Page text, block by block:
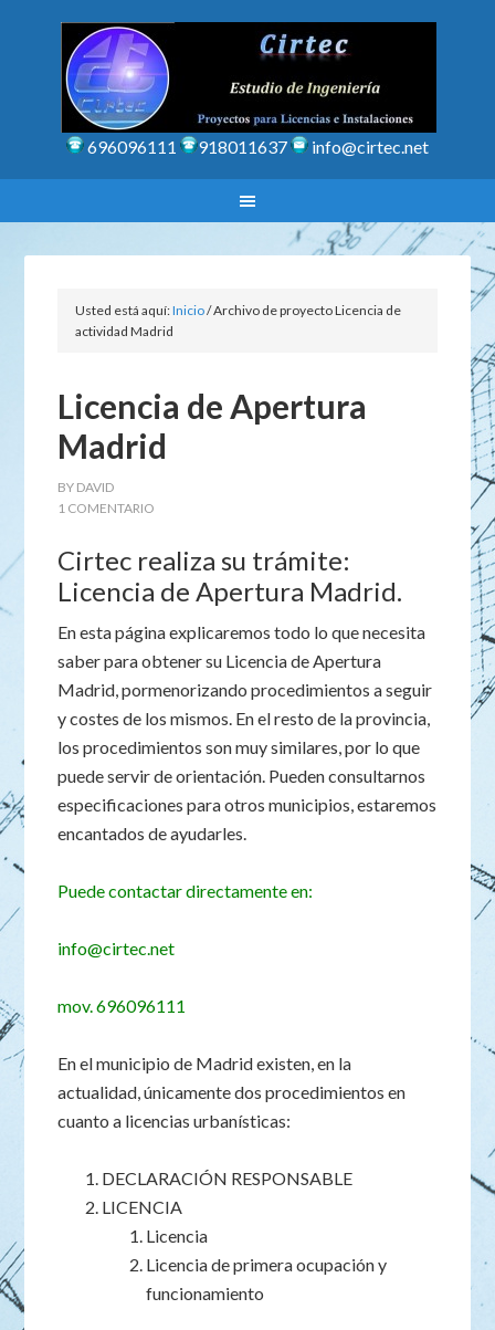
696096111 918011637 info@cirtec.net
Usted está aquí:Inicio/Archivo de proyecto Licencia de
actividad Madrid
Licencia de Apertura
Madrid
BY DAVID
1 COMENTARIO
Cirtec realiza su trámite:
Licencia de Apertura Madrid.
En esta página explicaremos todo lo que necesita
saber para obtener su Licencia de Apertura
Madrid, pormenorizando procedimientos a seguir
y costes de los mismos. En el resto de la provincia,
los procedimientos son muy similares, por lo que
puede servir de orientación. Pueden consultarnos
especificaciones para otros municipios, estaremos
encantados de ayudarles.
Puede contactar directamente en:
info@cirtec.net
mov. 696096111
En el municipio de Madrid existen, en la
actualidad, únicamente dos procedimientos en
cuanto a licencias urbanísticas:
DECLARACIÓN RESPONSABLE
LICENCIA
Licencia
Licencia de primera ocupación y
funcionamiento